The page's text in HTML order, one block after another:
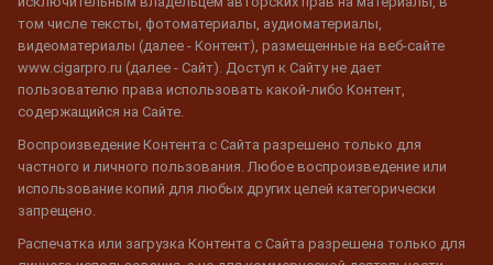
том числе тексты, фотоматериалы, аудиоматериалы,
видеоматериалы (далее - Контент), размещенные на веб-сайте
www.cigarpro.ru (далее - Сайт). Доступ к Сайту не дает
пользователю права использовать какой-либо Контент,
содержащийся на Сайте.
Воспроизведение Контента с Сайта разрешено только для
частного и личного пользования. Любое воспроизведение или
использование копий для любых других целей категорически
запрещено.
Распечатка или загрузка Контента с Сайта разрешена только для